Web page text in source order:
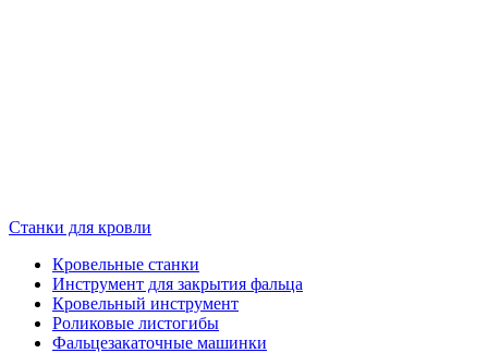
Станки для кровли
Кровельные станки
Инструмент для закрытия фальца
Кровельный инструмент
Роликовые листогибы
Фальцезакаточные машинки